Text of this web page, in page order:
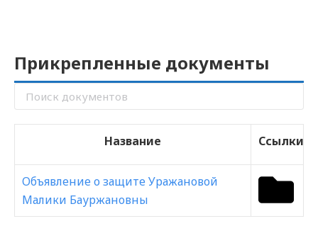
Прикрепленные документы
Название Ссылки
Объявление о защите Уражановой
Малики Бауржановны